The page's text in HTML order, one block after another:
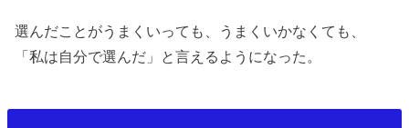
選んだことがうまくいっても、うまくいかなくても、
「私は自分で選んだ」と言えるようになった。